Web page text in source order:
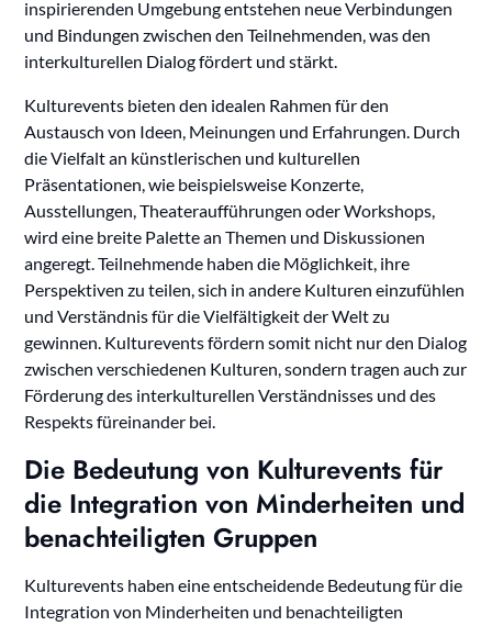
inspirierenden Umgebung entstehen neue Verbindungen
und Bindungen zwischen den Teilnehmenden, was den
interkulturellen Dialog fördert und stärkt.
Kulturevents bieten den idealen Rahmen für den
Austausch von Ideen, Meinungen und Erfahrungen. Durch
die Vielfalt an künstlerischen und kulturellen
Präsentationen, wie beispielsweise Konzerte,
Ausstellungen, Theateraufführungen oder Workshops,
wird eine breite Palette an Themen und Diskussionen
angeregt. Teilnehmende haben die Möglichkeit, ihre
Perspektiven zu teilen, sich in andere Kulturen einzufühlen
und Verständnis für die Vielfältigkeit der Welt zu
gewinnen. Kulturevents fördern somit nicht nur den Dialog
zwischen verschiedenen Kulturen, sondern tragen auch zur
Förderung des interkulturellen Verständnisses und des
Respekts füreinander bei.
Die Bedeutung von Kulturevents für
die Integration von Minderheiten und
benachteiligten Gruppen
Kulturevents haben eine entscheidende Bedeutung für die
Integration von Minderheiten und benachteiligten